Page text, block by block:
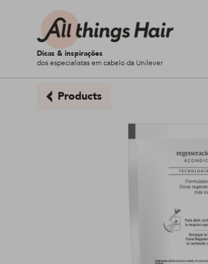
Dicas & inspirações
dos especialistas em cabelo da Unilever
Products